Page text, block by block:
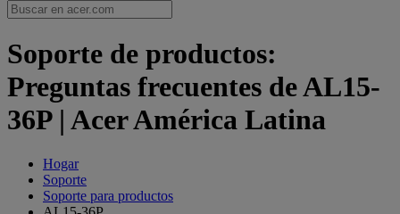
Soporte de productos:
Preguntas frecuentes de AL15-
36P | Acer América Latina
Hogar
Soporte
Soporte para productos